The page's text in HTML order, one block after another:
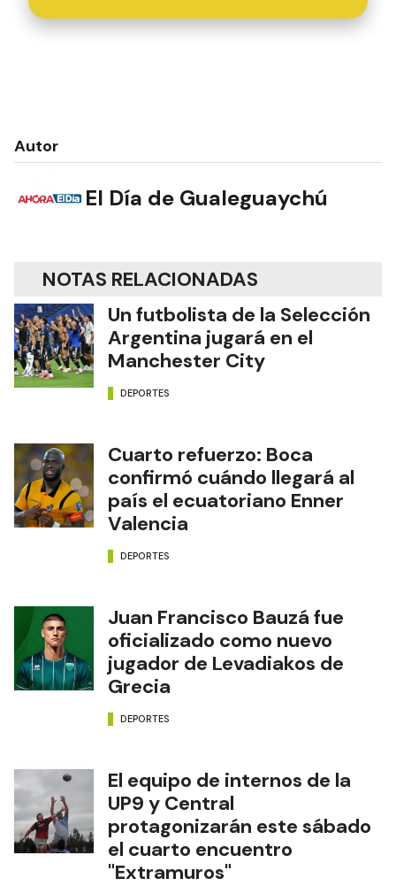
Autor
El Día de Gualeguaychú
NOTAS RELACIONADAS
Un futbolista de la Selección
Argentina jugará en el
Manchester City
DEPORTES
Cuarto refuerzo: Boca
confirmó cuándo llegará al
país el ecuatoriano Enner
Valencia
DEPORTES
Juan Francisco Bauzá fue
oficializado como nuevo
jugador de Levadiakos de
Grecia
DEPORTES
El equipo de internos de la
UP9 y Central
protagonizarán este sábado
el cuarto encuentro
"Extramuros"